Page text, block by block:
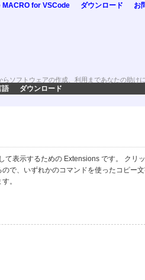
for VSCode ダウンロード お
ソフトウェアの作成、利用まであなたの助け
語
ダウンロード
表示するための Extensions です。 クリッ
で、いずれかのコマンドを使ったコピー
。